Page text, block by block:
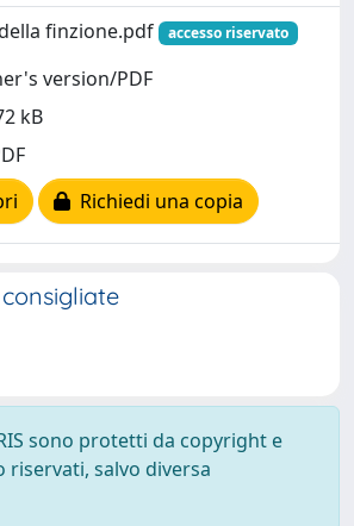
finzione.pdf
accesso riservato
version/PDF
kB
Richiedi una copia
sono protetti da copyright e
salvo diversa